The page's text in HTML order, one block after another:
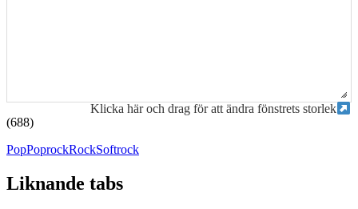
Klicka här och drag för att ändra fönstrets storlek
(688)
PopPoprockRockSoftrock
Liknande tabs